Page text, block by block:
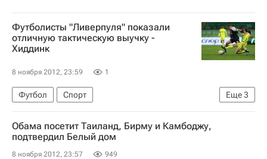
Футболисты "Ливерпуля" показали
отличную тактическую выучку -
Хиддинк
8 ноября 2012, 23:59 1
Еще3
Футбол
Спорт
Лига Европы УЕФА 2026-2027
Анжи
Ливерпуль
Обама посетит Таиланд, Бирму и Камбоджу,
подтвердил Белый дом
8 ноября 2012, 23:57 949